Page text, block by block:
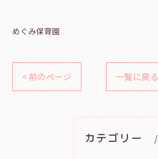
めぐみ保育園
< 前のページ 一覧に戻る
カテゴリー